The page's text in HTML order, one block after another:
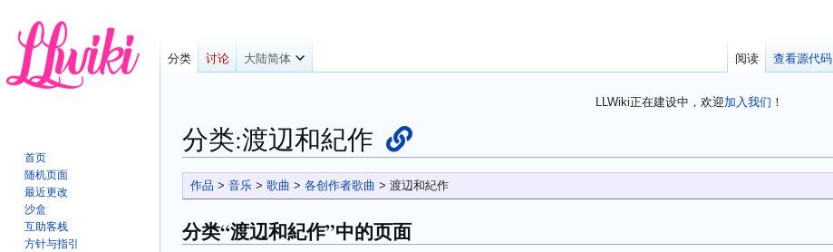
LLWiki正在建设中，欢迎加入我们 ！
分类:渡辺和紀作
跳
转
到
导
跳
转
到
搜
作品 > 音乐> 歌曲 > 各创作者歌曲 > 渡辺和紀作
分类“渡辺和紀作”中的页面
分类 讨论 大陆简体 阅读 查看源代码
首页
随机页面
最近更改
沙盒
互助客栈
方针与指引